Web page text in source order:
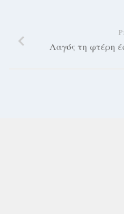
Λαγός τη φτέρη